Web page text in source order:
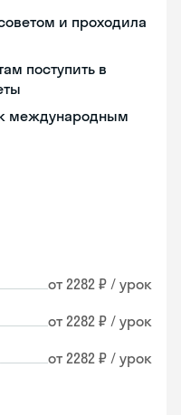
и проходила
поступить в
международным
от 2282 ₽ / урок
от 2282 ₽ / урок
от 2282 ₽ / урок